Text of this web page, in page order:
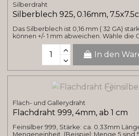
Silberdraht
Silberblech 925, 0.16mm,
Das Silberblech ist 0,16 mm ( 32 GA)
können +/- 1 mm abweichen. Wähle die
In den
Flach- und Gallerydraht
Flachdraht 999, 4mm, ab 1 cm
Feinsilber 999, Stärke: ca. 0.33mm
Mengeneinheit. (Beispiel: Menge 5 sind